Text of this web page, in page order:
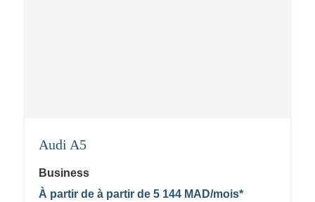
Audi A5
Business
À partir de à partir de 5 144 MAD/mois*